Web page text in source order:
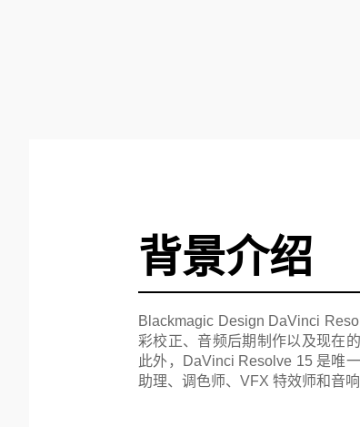
背景介绍
Blackmagic Design DaVinci
彩校正、音频后期制作以及现在
此外，DaVinci Resolve 15 是唯
助理、调色师、VFX 特效师和音